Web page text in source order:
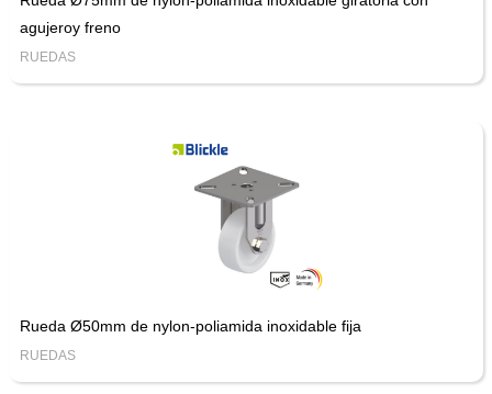
agujeroy freno
RUEDAS
Rueda Ø50mm de nylon-poliamida inoxidable fija
RUEDAS